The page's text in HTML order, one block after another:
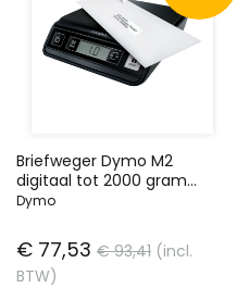
Briefweger Dymo M2
digitaal tot 2000 gram
zwart
Dymo
€ 77,53 € 93,41 (incl.
BTW)